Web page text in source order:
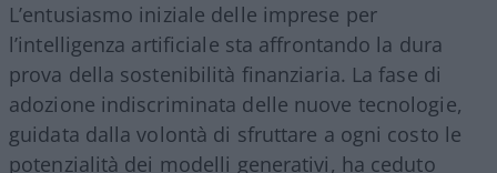
L’entusiasmo iniziale delle imprese per
l’intelligenza artificiale sta affrontando la dura
prova della sostenibilità finanziaria. La fase di
adozione indiscriminata delle nuove tecnologie,
guidata dalla volontà di sfruttare a ogni costo le
potenzialità dei modelli generativi, ha ceduto